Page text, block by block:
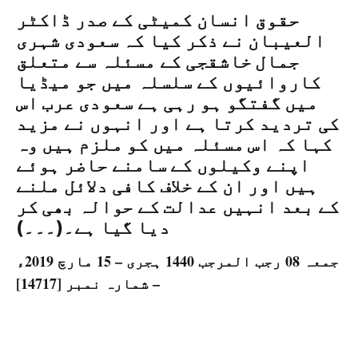
حقوق انسان کمیٹی کے صدر ڈاکٹر
العیبان نے ذکر کیا کہ سعودی شہری
جمال خاشقجی کے مسئلہ سے متعلق
کاروائیوں کے سلسلہ میں جو میڈیا
میں گفتگو ہو رہی ہے سعودی عرب اس
کی تردید کرتا ہے اور انہوں نے مزید
کہا کہ اس مسئلہ میں کو ملزم ہیں وہ
اپنے وکیلوں کے سامنے حاضر ہوئے
ہیں اور ان کے خلاف کافی دلائل ملنے
کے بعد انہیں عدالت کے حوالہ بھی کر
دیا گیا ہے۔(۔۔۔)
جمعہ 08 رجب المرجب 1440 ہجری – 15 مارچ 2019ء
– شمارہ نمبر [14717]